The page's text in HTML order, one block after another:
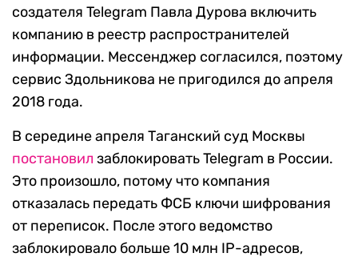
создателя Telegram Павла Дурова включить
компанию в реестр распространителей
информации. Мессенджер согласился, поэтому
сервис Здольникова не пригодился до апреля
2018 года.
В середине апреля Таганский суд Москвы
постановил заблокировать Telegram в России.
Это произошло, потому что компания
отказалась передать ФСБ ключи шифрования
от переписок. После этого ведомство
заблокировало больше 10 млн IP-адресов,